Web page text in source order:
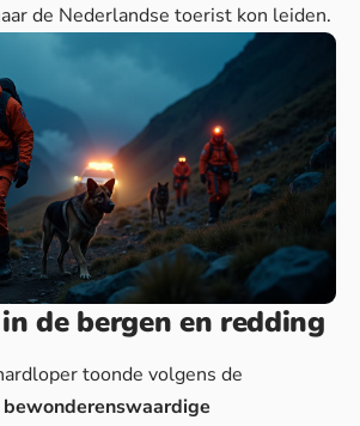
de Nederlandse toerist kon leiden.
de bergen en redding
toonde volgens de
bewonderenswaardige